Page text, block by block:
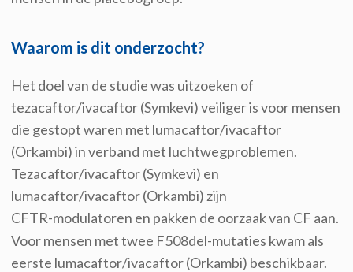
Waarom is dit onderzocht?
Het doel van de studie was uitzoeken of
tezacaftor/ivacaftor (Symkevi) veiliger is voor mensen
die gestopt waren met lumacaftor/ivacaftor
(Orkambi) in verband met luchtwegproblemen.
Tezacaftor/ivacaftor (Symkevi) en
lumacaftor/ivacaftor (Orkambi) zijn
CFTR-modulatoren en pakken de oorzaak van CF aan.
Voor mensen met twee F508del-mutaties kwam als
eerste lumacaftor/ivacaftor (Orkambi) beschikbaar.